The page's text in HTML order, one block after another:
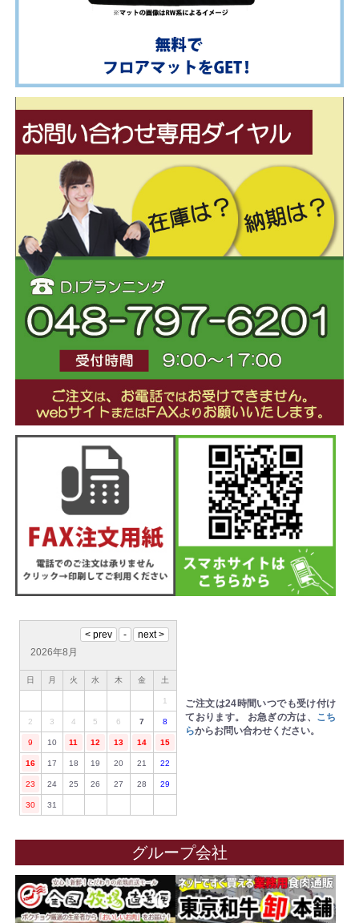
2026年8月
日 月 火 水 木 金 土
1
2 3 4 5 6 7 8
9 10 11 12 13 14 15
16 17 18 19 20 21 22
23 24 25 26 27 28 29
30 31
ご注文は24時間いつでも受け付け
ております。 お急ぎの方は、 こち
らからお問い合わせください。
グループ会社